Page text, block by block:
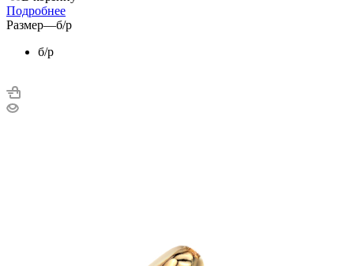
Подробнее
Размер—б/р
б/р